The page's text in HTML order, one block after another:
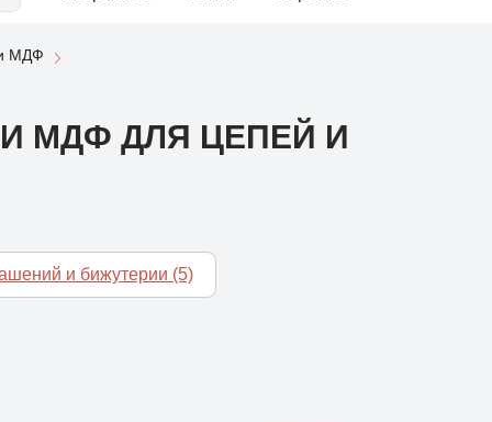
МДФ
МДФ ДЛЯ ЦЕПЕЙ И
и бижутерии (5)